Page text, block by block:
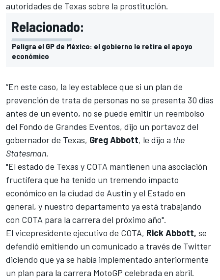
autoridades de Texas sobre la prostitución.
Relacionado:
Peligra el GP de México: el gobierno le retira el apoyo
económico
“En este caso, la ley establece que si un plan de
prevención de trata de personas no se presenta 30 días
antes de un evento, no se puede emitir un reembolso
del Fondo de Grandes Eventos, dijo un portavoz del
gobernador de Texas, Greg Abbott, le dijo a the
Statesman.
"El estado de Texas y COTA mantienen una asociación
fructífera que ha tenido un tremendo impacto
económico en la ciudad de Austin y el Estado en
general, y nuestro departamento ya está trabajando
con COTA para la carrera del próximo año".
El vicepresidente ejecutivo de COTA, Rick Abbott, se
defendió emitiendo un comunicado a través de Twitter
diciendo que ya se había implementado anteriormente
un plan para la carrera MotoGP celebrada en abril.